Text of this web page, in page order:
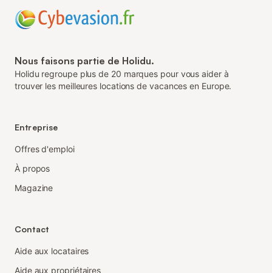
Nous faisons partie de Holidu.
Holidu regroupe plus de 20 marques pour vous aider à
trouver les meilleures locations de vacances en Europe.
Entreprise
Offres d'emploi
À propos
Magazine
Contact
Aide aux locataires
Aide aux propriétaires